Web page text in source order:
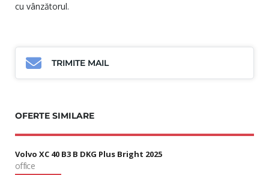
cu vânzătorul.
TRIMITE MAIL
OFERTE SIMILARE
Volvo XC 40 B3 B DKG Plus Bright 2025
office